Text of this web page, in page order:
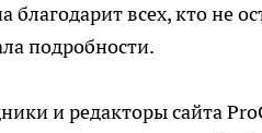
благодарит всех, кто не
подробности.
и редакторы сайта